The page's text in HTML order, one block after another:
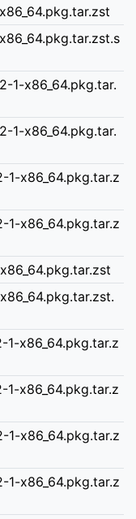
1-x86_64.pkg.tar.
1-x86_64.pkg.tar.
x86_64.pkg.tar.z
x86_64.pkg.tar.z
x86_64.pkg.tar.z
x86_64.pkg.tar.z
x86_64.pkg.tar.z
x86_64.pkg.tar.z